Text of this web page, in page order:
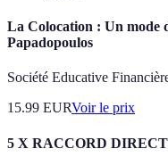
La Colocation : Un mode
Papadopoulos
Société Educative
15.99 EURVoir le prix
5 X RACCORD